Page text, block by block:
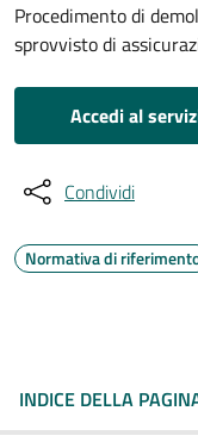
Procedimento di
sprovvisto di
Accedi al
Condividi
Normativa di
INDICE DELLA